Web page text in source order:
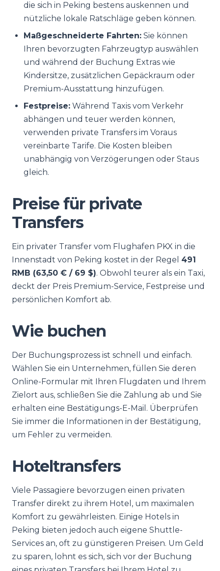
die sich in Peking bestens auskennen und
nützliche lokale Ratschläge geben können.
Maßgeschneiderte Fahrten: Sie können
Ihren bevorzugten Fahrzeugtyp auswählen
und während der Buchung Extras wie
Kindersitze, zusätzlichen Gepäckraum oder
Premium-Ausstattung hinzufügen.
Festpreise: Während Taxis vom Verkehr
abhängen und teuer werden können,
verwenden private Transfers im Voraus
vereinbarte Tarife. Die Kosten bleiben
unabhängig von Verzögerungen oder Staus
gleich.
Preise für private
Transfers
Ein privater Transfer vom Flughafen PKX in die
Innenstadt von Peking kostet in der Regel 491
RMB (63,50 € / 69 $). Obwohl teurer als ein Taxi,
deckt der Preis Premium-Service, Festpreise und
persönlichen Komfort ab.
Wie buchen
Der Buchungsprozess ist schnell und einfach.
Wählen Sie ein Unternehmen, füllen Sie deren
Online-Formular mit Ihren Flugdaten und Ihrem
Zielort aus, schließen Sie die Zahlung ab und Sie
erhalten eine Bestätigungs-E-Mail. Überprüfen
Sie immer die Informationen in der Bestätigung,
um Fehler zu vermeiden.
Hoteltransfers
Viele Passagiere bevorzugen einen privaten
Transfer direkt zu ihrem Hotel, um maximalen
Komfort zu gewährleisten. Einige Hotels in
Peking bieten jedoch auch eigene Shuttle-
Services an, oft zu günstigeren Preisen. Um Geld
zu sparen, lohnt es sich, sich vor der Buchung